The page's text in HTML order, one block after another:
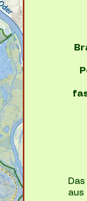
aus